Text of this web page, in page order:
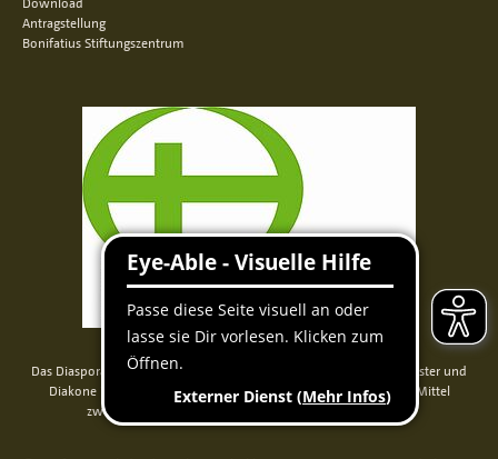
Antragstellung
Bonifatius Stiftungszentrum
Das Diaspora-Kommissariat der deutschen Bischöfe unterstützt Priester und
Diakone in Nord-, Mittel- und Osteuropa. Seit 2014 werden die Mittel
zweckgebunden über das Bonifatiuswerk weitergeleitet.